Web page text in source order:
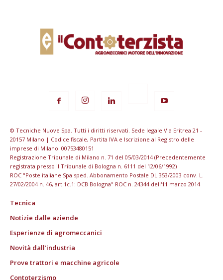
© Tecniche Nuove Spa. Tutti i diritti riservati. Sede legale Via Eritrea 21 -
20157 Milano | Codice fiscale, Partita IVA e Iscrizione al Registro delle
imprese di Milano: 00753480151
Registrazione Tribunale di Milano n. 71 del 05/03/2014 (Precedentemente
registrata presso il Tribunale di Bologna n. 6111 del 12/06/1992)
ROC "Poste italiane Spa sped. Abbonamento Postale DL 353/2003 conv. L.
27/02/2004 n. 46, art.1c.1: DCB Bologna" ROC n. 24344 dell'11 marzo 2014
Tecnica
Notizie dalle aziende
Esperienze di agromeccanici
Novità dall’industria
Prove trattori e macchine agricole
Contoterzismo